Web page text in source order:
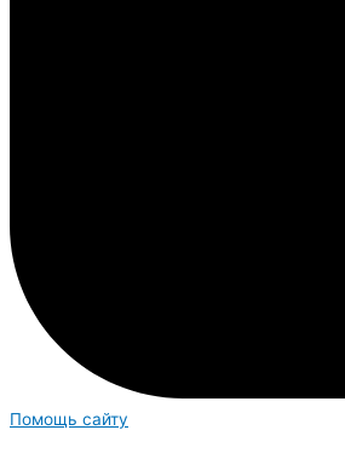
Помощь сайту